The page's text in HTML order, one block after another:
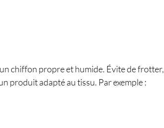
chiffon propre et humide. Évite de frotter,
produit adapté au tissu. Par exemple :